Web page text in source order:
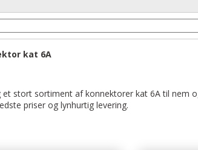
kat 6A
stort sortiment af konnektorer kat 6A til nem
priser og lynhurtig levering.